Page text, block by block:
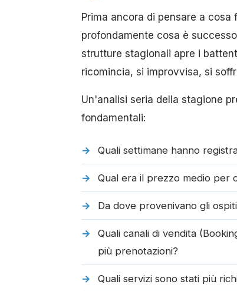
Prima ancora di pensare a
profondamente cosa è
strutture stagionali apre i
ricomincia, si improvvisa, si
Un'analisi seria della stagione
fondamentali:
Quali settimane hanno
Qual era il prezzo medio per
Da dove provenivano gli
Quali canali di vendita
più prenotazioni?
Quali servizi sono stati più